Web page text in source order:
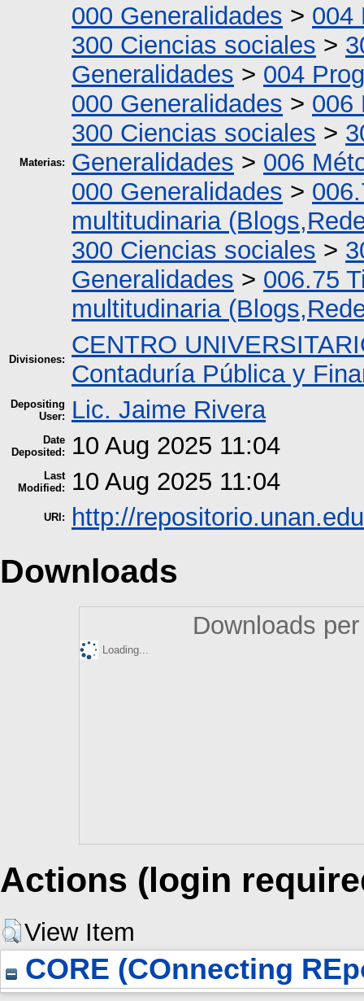
Materias:
000 Generalidades > 004
300 Ciencias sociales >
Generalidades > 004
000 Generalidades > 006
300 Ciencias sociales >
Generalidades > 006
000 Generalidades >
multitudinaria
300 Ciencias sociales >
Generalidades > 006.75
multitudinaria
Divisiones:
CENTRO
Contaduría Pública y
Depositing
User:
Lic. Jaime Rivera
Date
Deposited:
10 Aug 2025 11:04
Last
Modified:
10 Aug 2025 11:04
URI: http://
Downloads
Downloads
Loading...
Actions (login
View Item
CORE (COnnecting